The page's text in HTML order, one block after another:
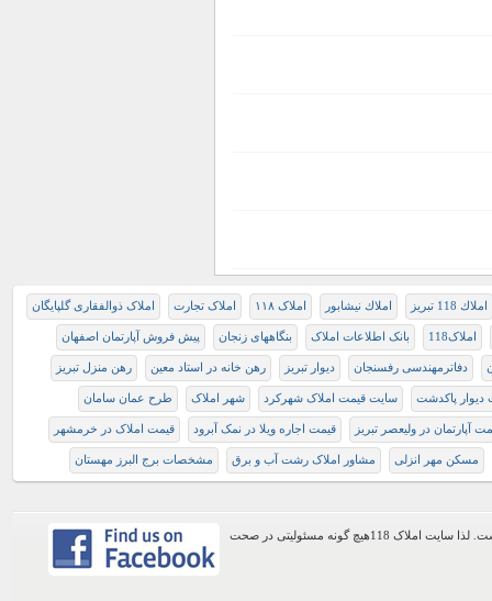
املاك 118 تبريز املاك نيشابور املاک ۱۱۸ املاک تجارت املاک ذوالفقاری گلپایگان
املاک118 بانک اطلاعات املاک بنگاههای زنجان پیش فروش آپارتمان اصفهان
دفاترمهندسی رفسنجان دیوار تبریز رهن خانه در استاد معین رهن منزل تبریز
دیوار پاکدشت سایت قیمت املاک شهرکرد شهر املاک طرح عمان سامان
آپارتمان در وليعصر تبريز قیمت اجاره ویلا در نمک آبرود قیمت املاک در خرمشهر
مسکن مهر انزلی مشاور املاک رشت آب و برق مشخصات برج البرز مهستان
اطلاعات موجود در این وب سایت از طریق کاربران عمومی سایت ثبت شده است. لذا سایت املاک 118هیچ گونه مسئولیتی در صحت